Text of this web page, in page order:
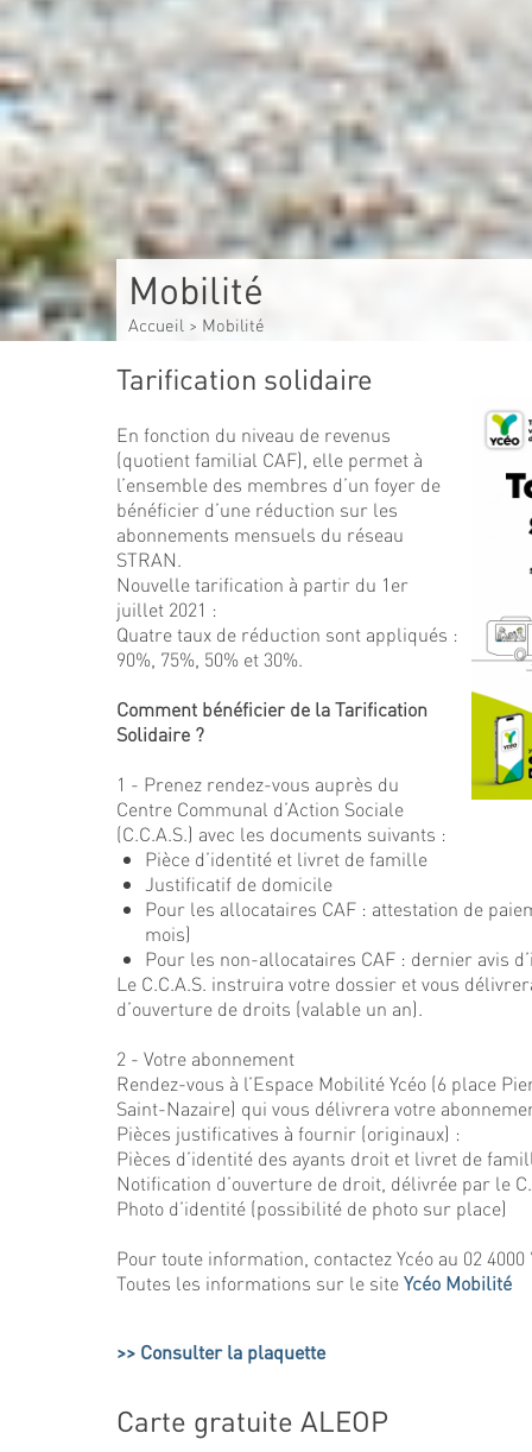
Mobilité
Accueil > Mobilité
Tarification solidaire
En fonction du niveau de revenus
(quotient familial CAF), elle permet à
l’ensemble des membres d’un foyer de
bénéficier d’une réduction sur les
abonnements mensuels du réseau
STRAN.
Nouvelle tarification à partir du 1er
juillet 2021 :
Quatre taux de réduction sont appliqués :
90%, 75%, 50% et 30%.
Comment bénéficier de la Tarification
Solidaire ?
1 - Prenez rendez-vous auprès du
Centre Communal d’Action Sociale
(C.C.A.S.) avec les documents suivants :
Pièce d’identité et livret de famille
Justificatif de domicile
Pour les allocataires CAF : attestation de
mois)
Pour les non-allocataires CAF : dernier avis
Le C.C.A.S. instruira votre dossier et vous
d’ouverture de droits (valable un an).
2 - Votre abonnement
Rendez-vous à l’Espace Mobilité Ycéo (6 place
Saint-Nazaire) qui vous délivrera votre
Pièces justificatives à fournir (originaux) :
Pièces d’identité des ayants droit et livret de
Notification d’ouverture de droit, délivrée par le
Photo d’identité (possibilité de photo sur place)
Pour toute information, contactez Ycéo au 02 4000
Toutes les informations sur le siteYcéo Mobilité
Consulter la plaquette
Carte gratuite ALEOP